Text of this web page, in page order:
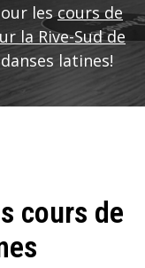
lescours de
la Rive-Sud de
latines!
cours de